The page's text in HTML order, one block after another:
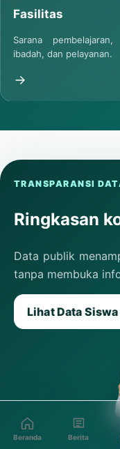
Fasilitas
Sarana
TRANSPARANSI
Ringkasan
Data publik
tanpa membuka
Beranda Berita